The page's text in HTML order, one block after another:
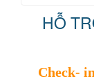
HỖ
Check- in